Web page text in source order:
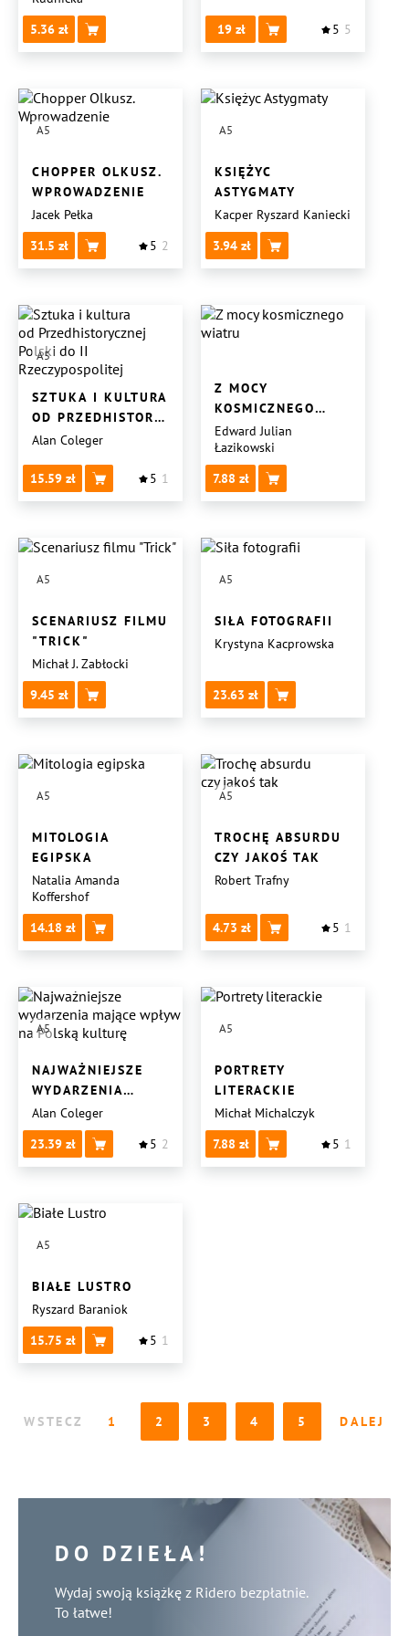
CZTERNASTOLATKI
5.36
19 5 5
A5
CHOPPER OLKUSZ.
WPROWADZENIE
Jacek Pełka
31.5
5 2
A5
KSIĘŻYC
ASTYGMATY
Kacper Ryszard Kaniecki
3.94
A5
SZTUKA I KULTURA
OD PRZEDHISTORYCZNEJ
POLSKI DO II
Alan Coleger
15.59 5 1
Z MOCY
KOSMICZNEGO
WIATRU
Edward Julian
Łazikowski
7.88
A5
SCENARIUSZ FILMU
"TRICK"
Michał J. Zabłocki
9.45
A5
SIŁA FOTOGRAFII
Krystyna Kacprowska
23.63
A5
MITOLOGIA
EGIPSKA
Natalia Amanda
Koffershof
14.18
A5
TROCHĘ ABSURDU
CZY JAKOŚ TAK
Robert Trafny
4.73 5 1
A5
NAJWAŻNIEJSZE
WYDARZENIA
MAJĄCE WPŁYW
NA POLSKĄ
KULTURĘ
Alan Coleger
23.39
5 2
A5
PORTRETY
LITERACKIE
Michał Michalczyk
7.88
5 1
A5
BIAŁE LUSTRO
Ryszard Baraniok
15.75
5 1
WSTECZ 1 2 3 4 5 DALEJ
DO DZIEŁA!
Wydaj swoją książkę z Ridero bezpłatnie.
To łatwe!